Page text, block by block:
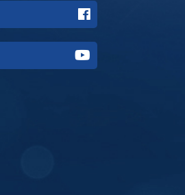
Twitter
Facebook